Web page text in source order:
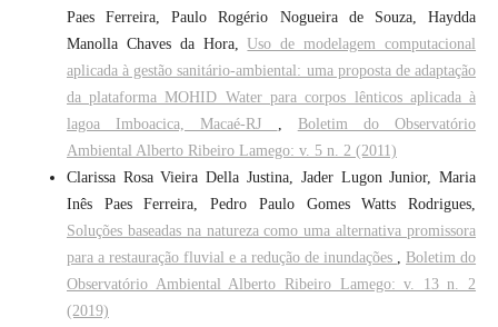
Paes Ferreira, Paulo Rogério Nogueira de Souza, Haydda
Manolla Chaves da Hora,Uso de modelagem computacional
aplicada à gestão sanitário-ambiental: uma proposta de adaptação
da plataforma MOHID Water para corpos lênticos aplicada à
lagoa Imboacica, Macaé-RJ
Boletim do Observatório
Ambiental Alberto Ribeiro Lamego: v. 5 n. 2 (2011)
Clarissa Rosa Vieira Della Justina, Jader Lugon Junior, Maria
Inês Paes Ferreira, Pedro Paulo Gomes Watts Rodrigues,
Soluções baseadas na natureza como uma alternativa promissora
para a restauração fluvial e a redução de inundações
Boletim do
Observatório Ambiental Alberto Ribeiro Lamego: v. 13 n. 2
(2019)